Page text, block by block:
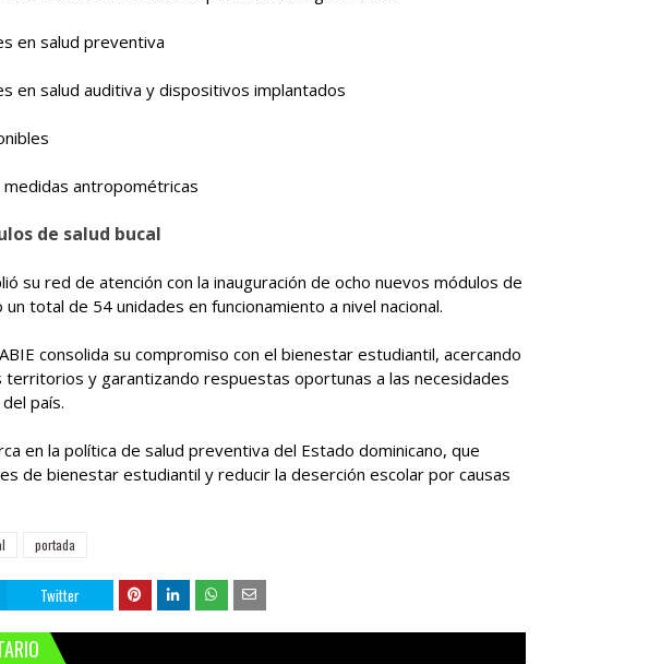
en salud preventiva
en salud auditiva y dispositivos implantados
antropométricas
de salud bucal
su red de atención con la inauguración de ocho nuevos módulos de
un total de 54 unidades en funcionamiento a nivel nacional.
consolida su compromiso con el bienestar estudiantil, acercando
territorios y garantizando respuestas oportunas a las necesidades
país.
en la política de salud preventiva del Estado dominicano, que
de bienestar estudiantil y reducir la deserción escolar por causas
portada
Twitter